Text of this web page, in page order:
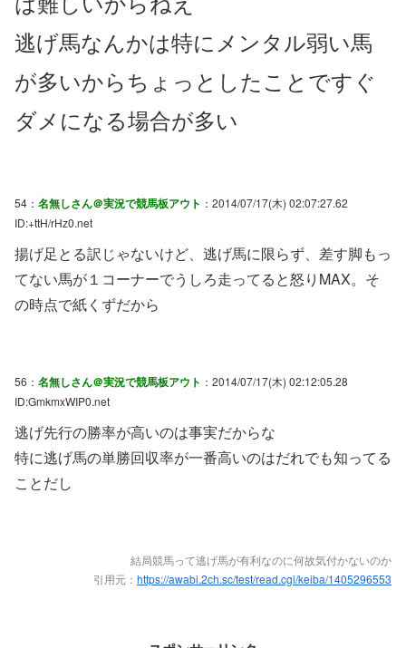
逃げ馬なんかは特にメンタル弱い馬
が多いからちょっとしたことですぐ
ダメになる場合が多い
54： 名無しさん＠実況で競馬板アウト ：2014/07/17(木) 02:07:27.62
ID:+ttH/rHz0.net
揚げ足とる訳じゃないけど、逃げ馬に限らず、差す脚もっ
てない馬が１コーナーでうしろ走ってると怒りMAX。そ
の時点で紙くずだから
56： 名無しさん＠実況で競馬板アウト ：2014/07/17(木) 02:12:05.28
ID:GmkmxWIP0.net
逃げ先行の勝率が高いのは事実だからな
特に逃げ馬の単勝回収率が一番高いのはだれでも知ってる
ことだし
結局競馬って逃げ馬が有利なのに何故気付かないのか
引用元： https://awabi.2ch.sc/test/read.cgi/keiba/1405296553